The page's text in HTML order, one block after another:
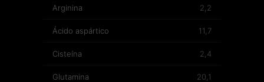
Arginina 2,2
Ácido aspártico 11,7
Cisteína 2,4
Glutamina 20,1